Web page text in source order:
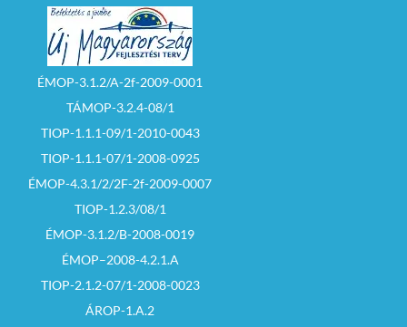
ÉMOP-3.1.2/A-2f-2009-0001
TÁMOP-3.2.4-08/1
TIOP-1.1.1-09/1-2010-0043
TIOP-1.1.1-07/1-2008-0925
ÉMOP-4.3.1/2/2F-2f-2009-0007
TIOP-1.2.3/08/1
ÉMOP-3.1.2/B-2008-0019
ÉMOP–2008-4.2.1.A
TIOP-2.1.2-07/1-2008-0023
ÁROP-1.A.2